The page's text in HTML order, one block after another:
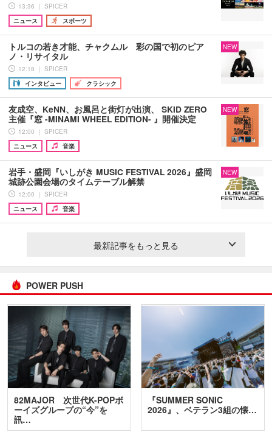
13:36 ｜ SPICER
ニュース
スポーツ
トルコの若き才能、チャクムル 彩の国で初のピア
ノ・リサイタル
12:18 ｜ SPICER
インタビュー
クラシック
NEW
友成空、KeNN、お風呂と街灯が出演、 SKID ZERO
主催『窓 -MINAMI WHEEL EDITION- 』開催決定
12:00 ｜ SPICER
ニュース
音楽
NEW
岩手・盛岡『いしがき MUSIC FESTIVAL 2026』盛岡
城跡公園会場のタイムテーブル解禁
12:00 ｜ SPICER
ニュース
音楽
NEW
最新記事をもっと見る
POWER PUSH
82MAJOR 次世代K-POPボ
ーイズグループの“今”を
訊…
『SUMMER SONIC
2026』、ベテラン3組の懐…